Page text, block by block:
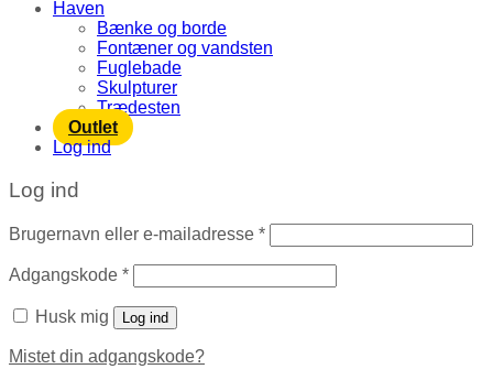
Haven
Bænke og borde
Fontæner og vandsten
Fuglebade
Skulpturer
Trædesten
Outlet
Log ind
Log ind
Brugernavn eller e-mailadresse *
Adgangskode *
Husk mig Log ind
Mistet din adgangskode?